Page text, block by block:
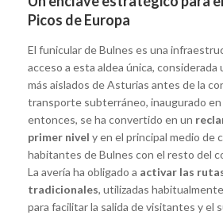
Picos de Europa
El funicular de Bulnes es una
acceso a esta aldea única, considerada
más aislados de Asturias antes de la
transporte subterráneo, inaugurado en
entonces, se ha convertido en un
primer nivel y en el principal medio de
habitantes de Bulnes con el resto del
La avería ha obligado a activar las
tradicionales, utilizadas
para facilitar la salida de visitantes y el